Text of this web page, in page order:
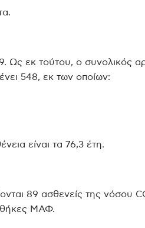
Ως εκ τούτου, ο συνολικός
548, εκ των οποίων:
είναι τα 76,3 έτη.
89 ασθενείς της νόσου
ΜΑΦ.